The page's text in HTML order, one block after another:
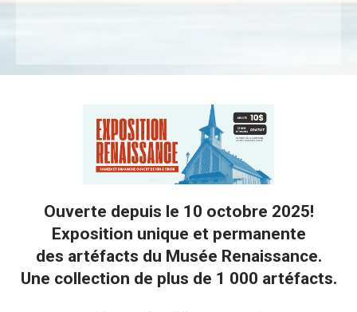
Ouverte depuis le 10 octobre 2025!
Exposition unique et permanente
des artéfacts du Musée Renaissance.
Une collection de plus de 1 000 artéfacts.